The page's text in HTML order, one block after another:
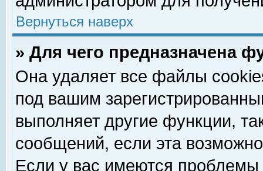
Вернуться наверх
» Для чего предназначена
Она удаляет все файлы
под вашим
выполняет другие функции,
сообщений, если эта
Если у вас имеются